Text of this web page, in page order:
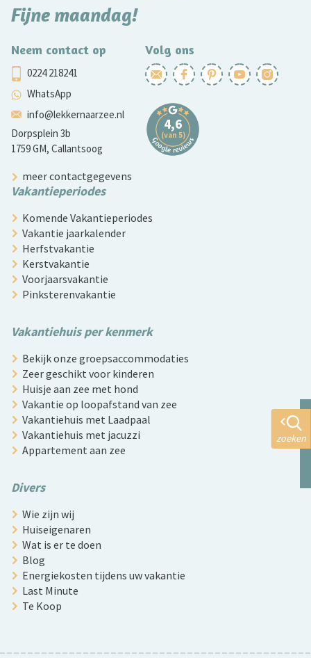
Fijne maandag!
Neem contact op
0224 218241
WhatsApp
info@lekkernaarzee.nl
Dorpsplein 3b
1759 GM, Callantsoog
Volg ons
meer contactgegevens
Vakantieperiodes
Komende Vakantieperiodes
Vakantie jaarkalender
Herfstvakantie
Kerstvakantie
Voorjaarsvakantie
Pinksterenvakantie
Vakantiehuis per kenmerk
Bekijk onze groepsaccommodaties
Zeer geschikt voor kinderen
Huisje aan zee met hond
Vakantie op loopafstand van zee
Vakantiehuis met Laadpaal
Vakantiehuis met jacuzzi
Appartement aan zee
Divers
Wie zijn wij
Huiseigenaren
Wat is er te doen
Blog
Energiekosten tijdens uw vakantie
Last Minute
Te Koop
zoeken